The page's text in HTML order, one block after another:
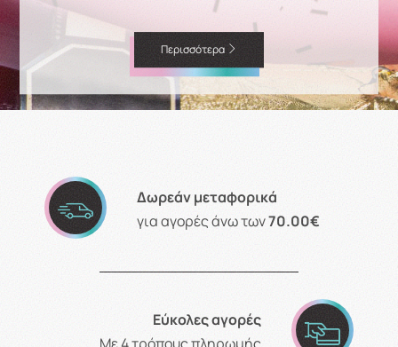
Περισσότερα
Δωρεάν μεταφορικά
για αγορές άνω των70.00€
Εύκολες αγορές
Με 4 τρόπους πληρωμής